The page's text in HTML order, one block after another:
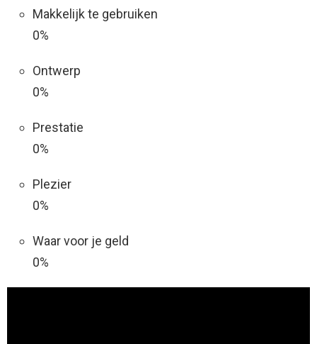
Makkelijk te gebruiken
0%
Ontwerp
0%
Prestatie
0%
Plezier
0%
Waar voor je geld
0%